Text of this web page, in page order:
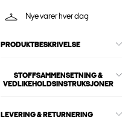
Nye varer hver dag
PRODUKTBESKRIVELSE
STOFFSAMMENSETNING &
VEDLIKEHOLDSINSTRUKSJONER
LEVERING & RETURNERING